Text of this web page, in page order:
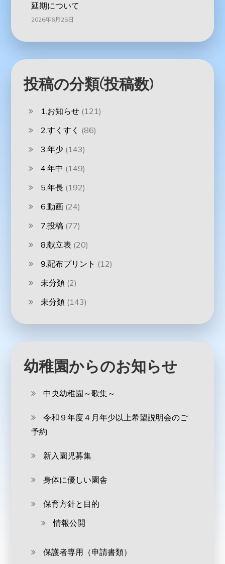
延期について
2026年6月25日
投稿の分類(投稿数)
1.お知らせ (121)
2.すくすく (86)
3.年少 (143)
4.年中 (149)
5.年長 (192)
6.動画 (24)
7.投稿 (77)
8.献立表 (20)
9.配布プリント (12)
未分類 (2)
未分類 (143)
幼稚園からのお知らせ
中央幼稚園～歌集～
令和９年度４月年少以上希望説明会のご
予約
新入園児募集
身体に優しい園舎
保育方針と目的
情報公開
保護者専用（申請書類）